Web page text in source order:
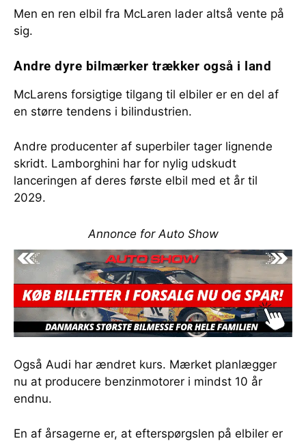
Men en ren elbil fra McLaren lader altså vente på
sig.
Andre dyre bilmærker trækker også i land
McLarens forsigtige tilgang til elbiler er en del af
en større tendens i bilindustrien.
Andre producenter af superbiler tager lignende
skridt. Lamborghini har for nylig udskudt
lanceringen af deres første elbil med et år til
2029.
Annonce for Auto Show
Også Audi har ændret kurs. Mærket planlægger
nu at producere benzinmotorer i mindst 10 år
endnu.
En af årsagerne er, at efterspørgslen på elbiler er